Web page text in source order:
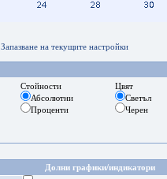
Запазване на текущите настройки
Стойности
Абсолютни
Проценти
Цвят
Светъл
Черен
Долни графики/индикатори